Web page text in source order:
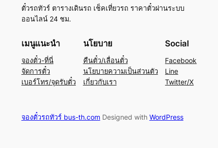
ตั๋วรถทัวร์ ตารางเดินรถ เช็คเที่ยวรถ ราคาตั๋วผ่านระบบ
ออนไลน์ 24 ชม.
เมนูแนะนำ
จองตั๋ว-ที่นี่
จัดการตั๋ว
เบอร์โทร/จุดรับตั๋ว
นโยบาย
คืนตั๋ว/เลื่อนตั๋ว
นโยบายความเป็นส่วนตัว
เกี่ยวกับเรา
Social
Facebook
Line
Twitter/X
จองตั๋วรถทัวร์ bus-th.comDesigned with WordPress